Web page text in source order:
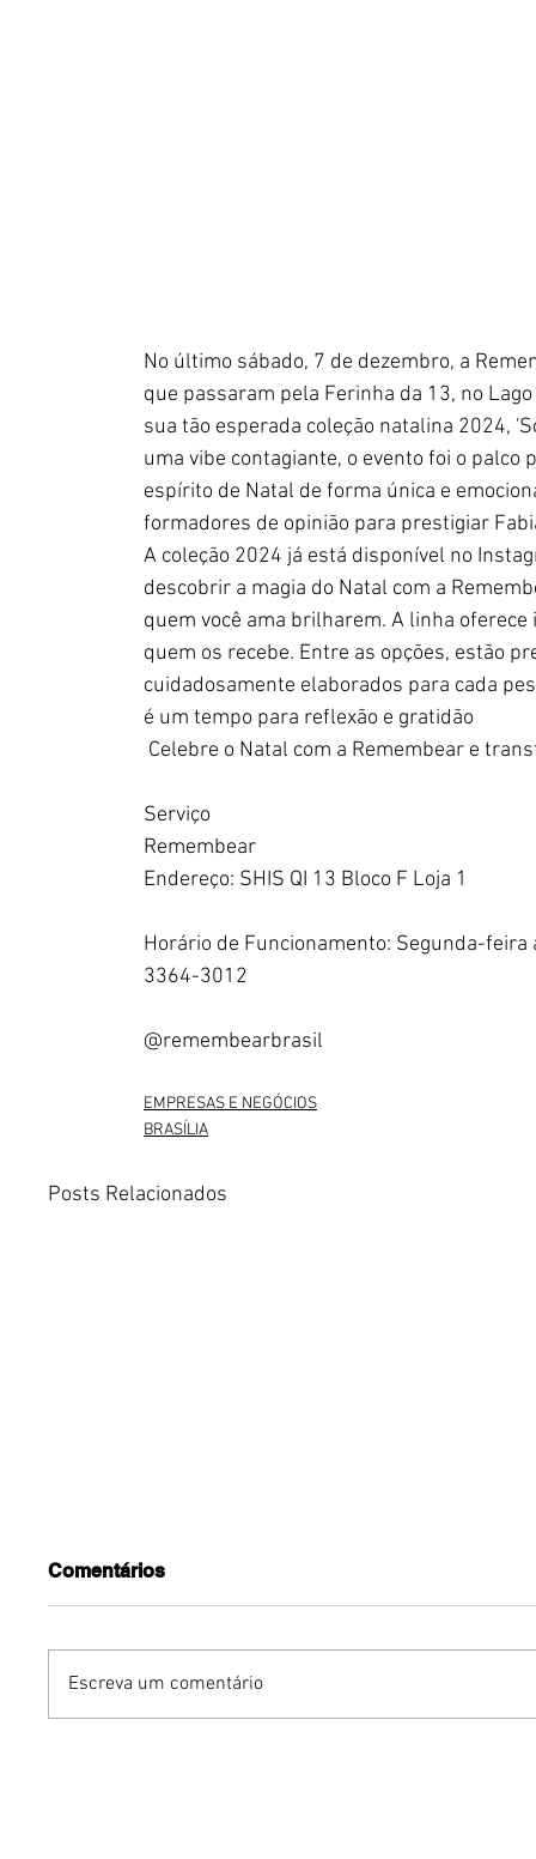
No último sábado, 7 de dezembro, a
que passaram pela Ferinha da 13, no
sua tão esperada coleção natalina 2024,
uma vibe contagiante, o evento foi o
espírito de Natal de forma única e
formadores de opinião para prestigiar
A coleção 2024 já está disponível no
descobrir a magia do Natal com a
quem você ama brilharem. A linha
quem os recebe. Entre as opções, estão
cuidadosamente elaborados para cada
é um tempo para reflexão e gratidão
Celebre o Natal com a Remembear e
Serviço
Remembear
Endereço: SHIS QI 13 Bloco F Loja 1
Horário de Funcionamento: Segunda-
3364-3012
@remembearbrasil
EMPRESAS E NEGÓCIOS
BRASÍLIA
Posts Relacionados
Comentários
Escreva um comentário